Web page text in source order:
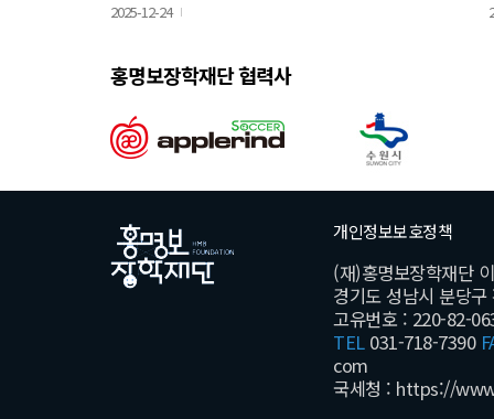
2025-12-24
홍명보장학재단 협력사
개인정보보호정책
(재)홍명보장학재단
경기도 성남시 분당
고유번호 : 220-82-
TEL031-718-7390
com
국세청 : https://